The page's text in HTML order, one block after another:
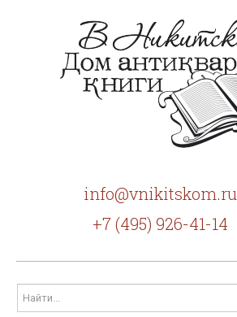
info@vnikitskom.ru
+7 (495) 926-41-14